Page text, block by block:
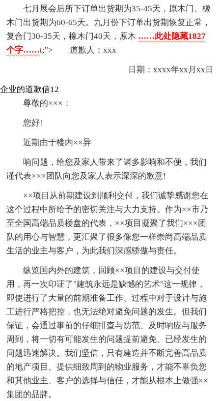
七月展会后所下订单出货期为35-45天，原木门、橡
木门出货期为60-65天。九月份下订单出货期恢复正常，
复合门30-35天，橡木门40天，原木 ……此处隐藏1827
个字……t;"> 道歉人：xxx
日期：xxxx年xx月xx日
企业的道歉信12
尊敬的×××：
您好!
近期由于楼内××异
响问题，给您及家人带来了诸多影响和不便，我们
谨代表×××团队向您及家人表示深深的歉意!
××项目从前期建设到顺利交付，我们诚挚感谢您在
这个过程中所给予的密切关注与大力支持。作为××市乃
至全国高端品质楼盘的代表，××项目凝聚了我们×××团
队的用心与智慧，更汇聚了很多像您一样崇尚高端品质
生活的业主与客户，为此我们深感骄傲与责任。
纵览国内外的建筑，回顾××项目的建设与交付使
用，再一次印证了"建筑永远是缺憾的艺术"这一规律，
即使进行了大量的前期准备工作、过程中对于设计与施
工进行严格把控，也无法绝对避免问题的发生。但我们
保证，会通过事前的仔细排查与防范、及时响应与服务
周到，将一切有可能发生的问题提前避免、已经发生的
问题迅速解决。我们坚信，只有建造并不断完善高品质
的地产项目、提供细致周到的物业服务，才能不辜负您
和其他业主、客户的选择与信任，才能从根本上做强××
集团的品牌。